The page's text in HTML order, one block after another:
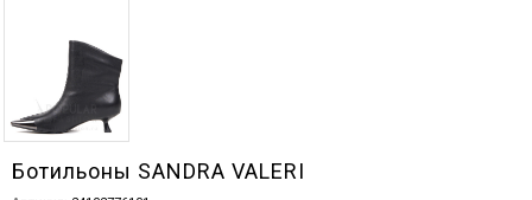
Ботильоны SANDRA VALERI